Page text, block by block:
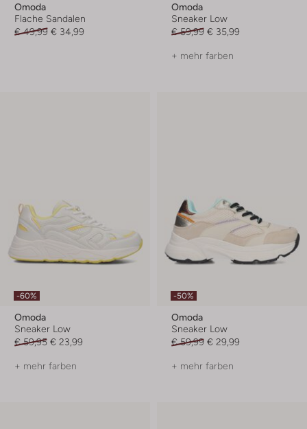
Omoda
Flache Sandalen
€ 49,99 € 34,99
Omoda
Sneaker Low
€ 59,99 € 35,99
+ mehr farben
-60%
Omoda
Sneaker Low
€ 59,95 € 23,99
+ mehr farben
-50%
Omoda
Sneaker Low
€ 59,99 € 29,99
+ mehr farben